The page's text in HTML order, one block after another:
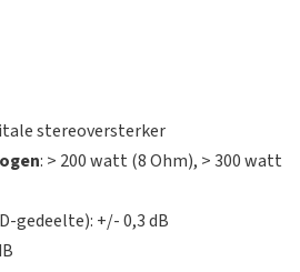
stereoversterker
: > 200 watt (8 Ohm), > 300 watt
gedeelte): +/- 0,3 dB